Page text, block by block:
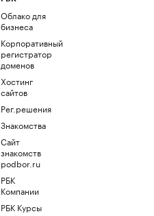
Облако для
бизнеса
Корпоративный
регистратор
доменов
Хостинг
сайтов
Рег.решения
Знакомства
Сайт
знакомств
podbor.ru
РБК
Компании
РБК Курсы